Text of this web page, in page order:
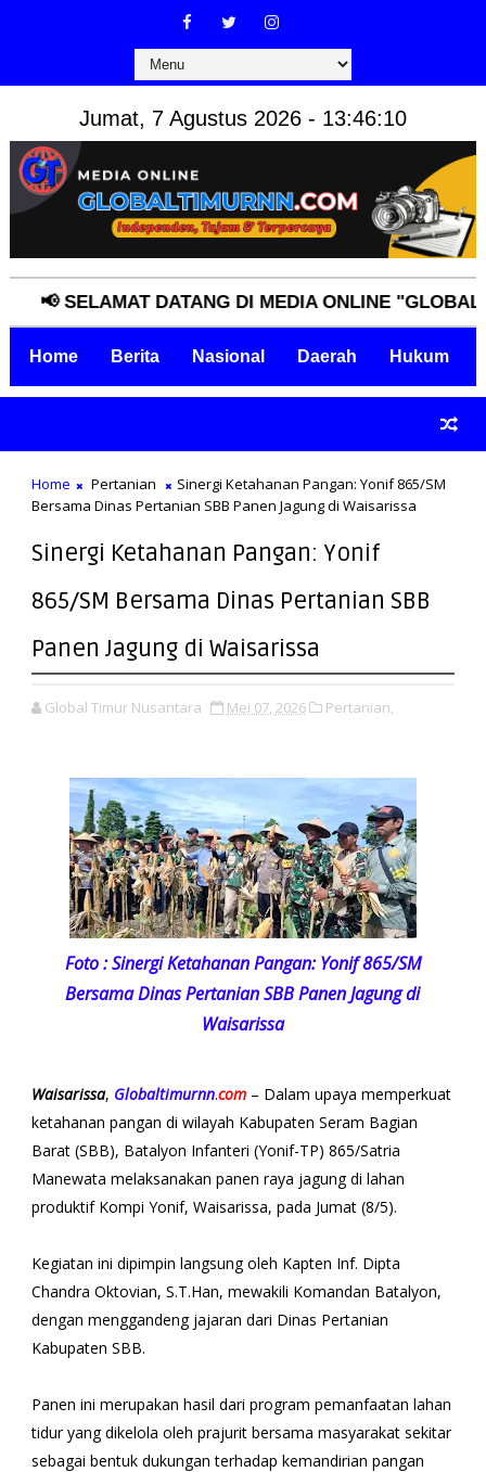
Jumat, 7 Agustus 2026 - 13:46:11
SELAMAT DATANG DI MEDIA ONLINE
Home Berita Nasional Daerah Hukum
Home Pertanian
Sinergi Ketahanan Pangan: Yonif 865/SM
Bersama Dinas Pertanian SBB Panen Jagung di Waisarissa
Sinergi Ketahanan Pangan: Yonif
865/SM Bersama Dinas Pertanian SBB
Panen Jagung di Waisarissa
Global Timur Nusantara Mei 07, 2026 Pertanian,
Foto : Sinergi Ketahanan Pangan: Yonif 865/SM
Bersama Dinas Pertanian SBB Panen Jagung di
Waisarissa
Waisarissa, Globaltimurnn.com– Dalam upaya memperkuat
ketahanan pangan di wilayah Kabupaten Seram Bagian
Barat (SBB), Batalyon Infanteri (Yonif-TP) 865/Satria
Manewata melaksanakan panen raya jagung di lahan
produktif Kompi Yonif, Waisarissa, pada Jumat (8/5).
​Kegiatan ini dipimpin langsung oleh Kapten Inf. Dipta
Chandra Oktovian, S.T.Han, mewakili Komandan Batalyon,
dengan menggandeng jajaran dari Dinas Pertanian
Kabupaten SBB.
Panen ini merupakan hasil dari program pemanfaatan lahan
tidur yang dikelola oleh prajurit bersama masyarakat sekitar
sebagai bentuk dukungan terhadap kemandirian pangan